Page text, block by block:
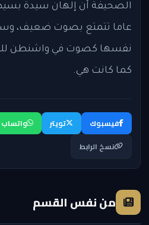
عاما تتمتع بصوت ضعيف،
نفسها كصوت في واشنطن
كما كانت هي.
فيسبوك تويتر واتساب
نسخ الرابط
من نفس القسم